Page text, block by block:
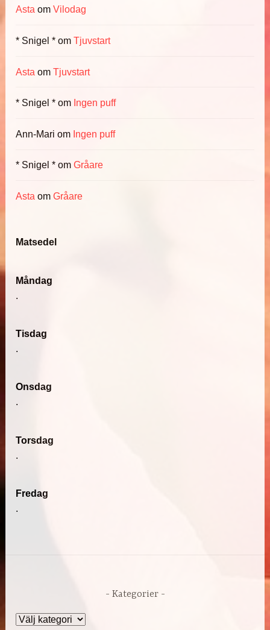
Asta omVilodag
* Snigel * omTjuvstart
Asta omTjuvstart
* Snigel * om Ingen puff
Ann-Mari om Ingen puff
* Snigel * omGråare
Asta omGråare
Matsedel
Måndag
.
Tisdag
.
Onsdag
.
Torsdag
.
Fredag
.
Kategorier
Kategorier